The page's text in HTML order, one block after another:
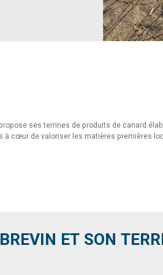
ses terrines de produits de canard
à cœur de valoriser les matières
ET SON